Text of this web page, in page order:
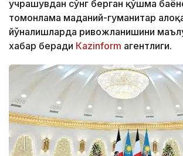
учрашувдан сўнг берган қўшма
томонлама маданий-гуманитар
йўналишларда ривожланишини
хабар беради Каzinform агентлиги.